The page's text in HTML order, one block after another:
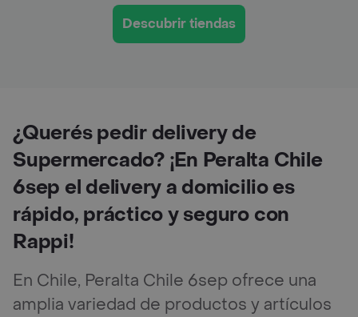
Descubrir tiendas
¿Querés pedir delivery de
Supermercado? ¡En Peralta Chile
6sep el delivery a domicilio es
rápido, práctico y seguro con
Rappi!
En Chile, Peralta Chile 6sep ofrece una
amplia variedad de productos y artículos